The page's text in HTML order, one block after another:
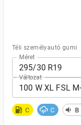
Téli személyautó gumi
Méret
295/30 R19
Változat
100 W XL FSL
C C B